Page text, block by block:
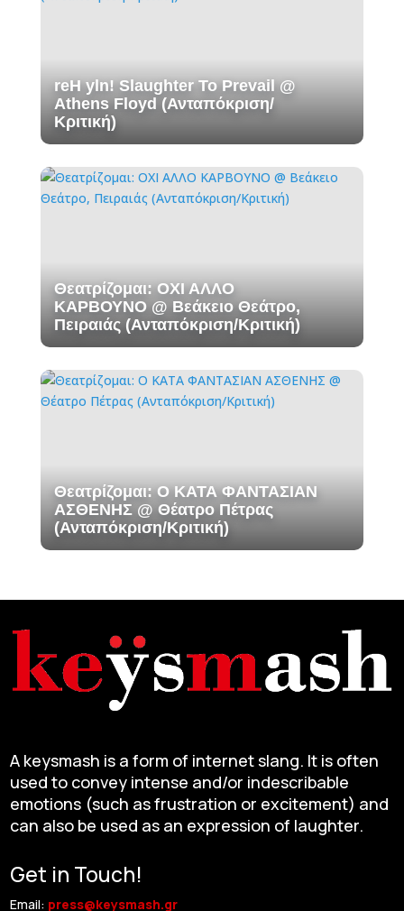
reH yln! Slaughter To Prevail @
Athens Floyd (Ανταπόκριση/
Κριτική)
Θεατρίζομαι: ΟΧΙ ΑΛΛΟ
ΚΑΡΒΟΥΝΟ @ Βεάκειο Θεάτρο,
Πειραιάς (Ανταπόκριση/Κριτική)
Θεατρίζομαι: Ο ΚΑΤΑ ΦΑΝΤΑΣΙΑΝ
ΑΣΘΕΝΗΣ @ Θέατρο Πέτρας
(Ανταπόκριση/Κριτική)
A keysmash is a form of internet slang. It is often
used to convey intense and/or indescribable
emotions (such as frustration or excitement) and
can also be used as an expression of laughter.
Get in Touch!
Email: press@keysmash.gr